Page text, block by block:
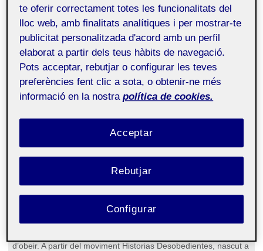
Número 165 (maig de 2026)
Desobeir com a responsabilitat: històries
familiars, memòria democràtica i herència
política
Mariana Freijomil
La memòria del franquisme no es disputa només en lleis, arxius
o actes públics. També es juga en les sobretaules familiars, en
els cognoms que pesen, en els silencis que protegeixen els
d’obeir. A partir del moviment Historias Desobedientes, nascut a
te oferir correctament totes les funcionalitats del
lloc web, amb finalitats analítiques i per mostrar-te
publicitat personalitzada d'acord amb un perfil
elaborat a partir dels teus hàbits de navegació.
Pots acceptar, rebutjar o configurar les teves
preferències fent clic a sota, o obtenir-ne més
informació en la nostra política de cookies.
Rebutjar
Acceptar
Configurar